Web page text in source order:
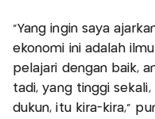
“Yang ingin saya
ekonomi ini adalah
pelajari dengan baik,
tadi, yang tinggi
dukun, itu kira-kira,”